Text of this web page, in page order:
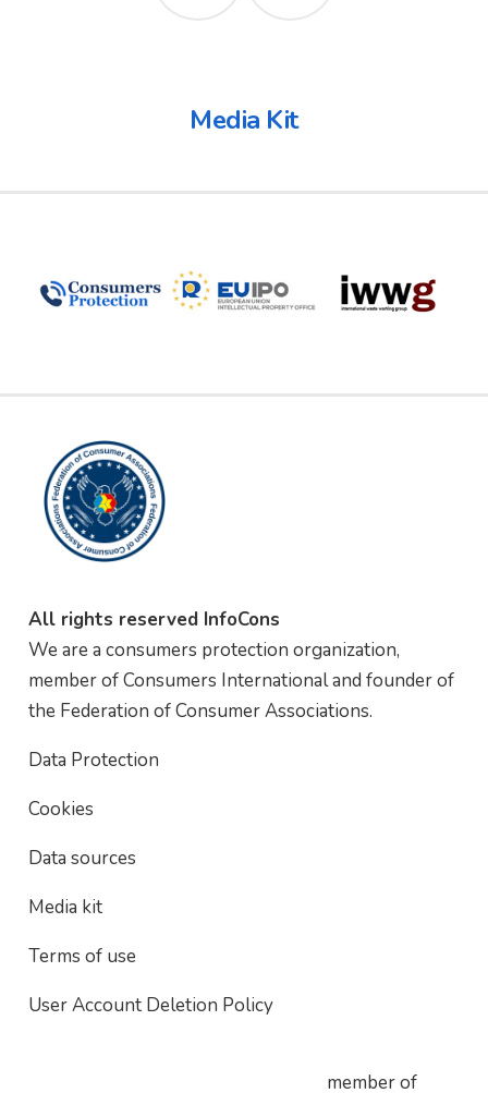
Media Kit
All rights reserved InfoCons
We are a consumers protection organization,
member of Consumers International and founder of
the Federation of Consumer Associations.
Data Protection
Cookies
Data sources
Media kit
Terms of use
User Account Deletion Policy
member of